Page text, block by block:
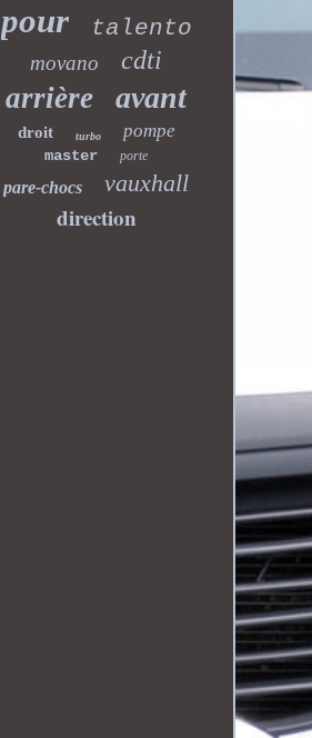
pour talento
movano cdti
arrière avant
droit turbo pompe
master porte
pare-chocs vauxhall
direction